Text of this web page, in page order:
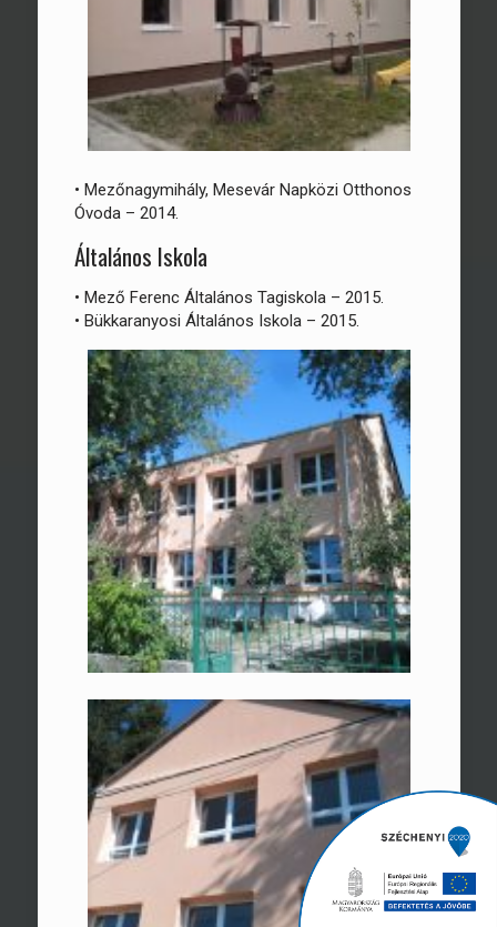
• Mezőnagymihály, Mesevár Napközi Otthonos
Óvoda – 2014.
Általános Iskola
• Mező Ferenc Általános Tagiskola – 2015.
• Bükkaranyosi Általános Iskola – 2015.